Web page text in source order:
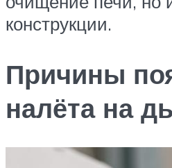
конструкции.
Причины
налёта на